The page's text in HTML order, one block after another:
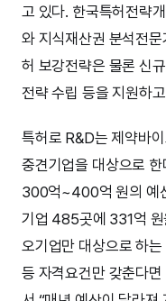
고 있다. 한국특허전략
와 지식재산권 분석전
허 보강전략은 물론 신
전략 수립 등을 지원하
특허로 R&D는 제약바
중견기업을 대상으로
300억~400억 원의 예
기업 485곳에 331억 원
오기업만 대상으로 하
등 자격요건만 갖춘다